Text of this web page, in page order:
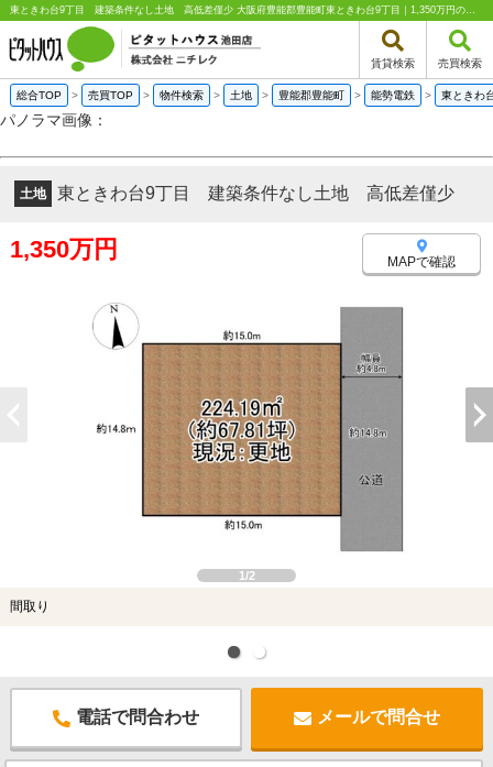
東ときわ台9丁目 建築条件なし土地 高低差僅少 大阪府豊能郡豊能町東ときわ台9丁目｜1,350万円の土地｜売地や分譲地情報｜ピタットハウス池田店 株式会社ニチレク
賃貸検索 売買検索
総合TOP > 売買TOP > 物件検索 > 土地 > 豊能郡豊能町 > 能勢電鉄 > 東ときわ
パノラマ画像：
土地 東ときわ台9丁目 建築条件なし土地 高低差僅少
1,350万円 MAPで確認
1/2
間取り
電話で問合わせ メールで問合せ